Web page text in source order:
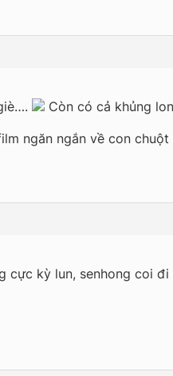
Còn có cả khủng
ngăn ngắn về con chuột
cực kỳ lun, senhong coi